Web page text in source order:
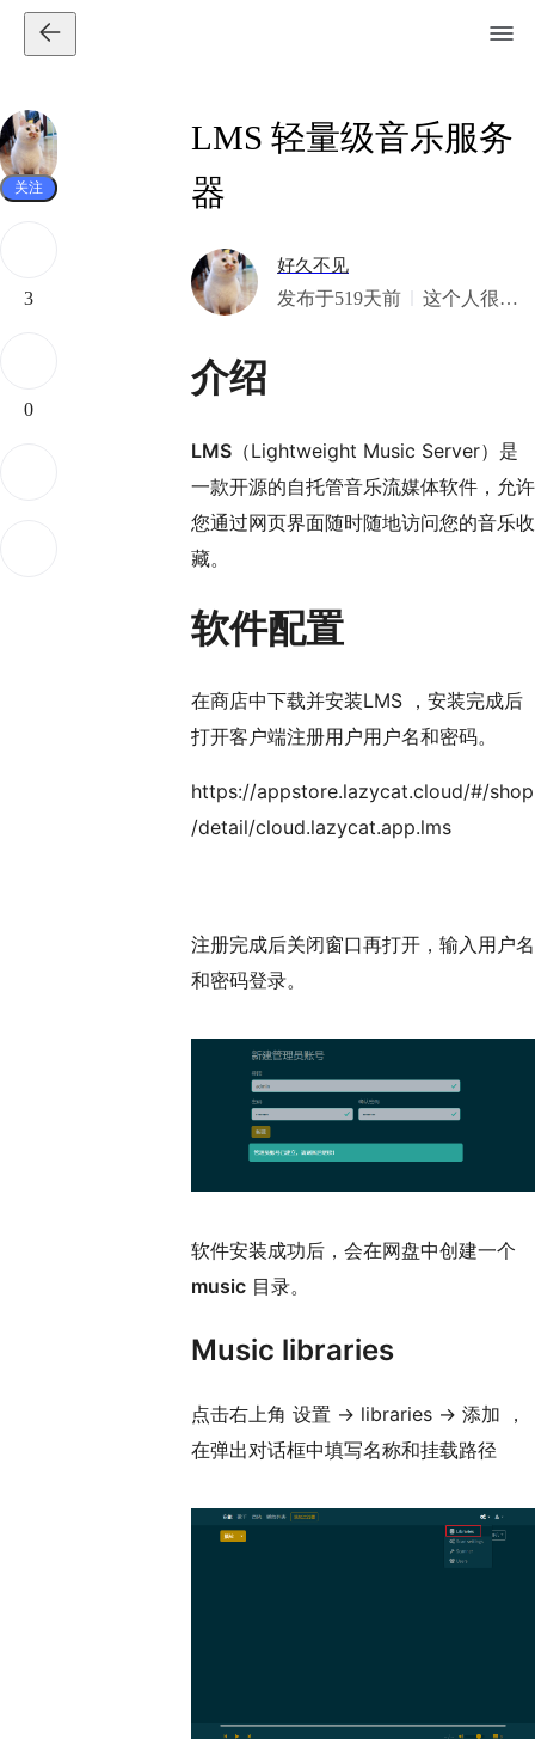
关注
3
0
LMS 轻量级音乐服务
器
好久不见
发布于519天前
这个人很
介绍
LMS （Lightweight Music Server）是
一款开源的自托管音乐流媒体软件，允许
您通过网页界面随时随地访问您的音乐收
藏。
软件配置
在商店中下载并安装LMS ，安装完成后
打开客户端注册用户用户名和密码。
https://appstore.lazycat.cloud/#/shop
/detail/cloud.lazycat.app.lms
注册完成后关闭窗口再打开，输入用户名
和密码登录。
软件安装成功后，会在网盘中创建一个
music 目录。
Music libraries
点击右上角 设置 -> libraries -> 添加 ，
在弹出对话框中填写名称和挂载路径